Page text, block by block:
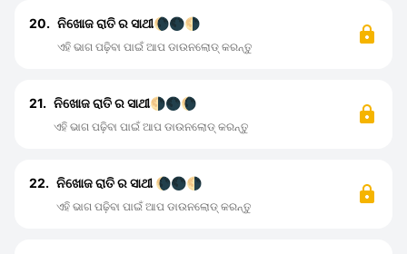
20. ନିଖୋଜ ରାତି ର ସାଥୀ🌘🌑🌗
ଏହି ଭାଗ ପଢ଼ିବା ପାଇଁ ଆପ ଡାଉନଲୋଡ୍ କରନ୍ତୁ
21. ନିଖୋଜ ରାତି ର ସାଥୀ🌗🌑🌘
ଏହି ଭାଗ ପଢ଼ିବା ପାଇଁ ଆପ ଡାଉନଲୋଡ୍ କରନ୍ତୁ
22. ନିଖୋଜ ରାତି ର ସାଥୀ 🌘🌑🌗
ଏହି ଭାଗ ପଢ଼ିବା ପାଇଁ ଆପ ଡାଉନଲୋଡ୍ କରନ୍ତୁ